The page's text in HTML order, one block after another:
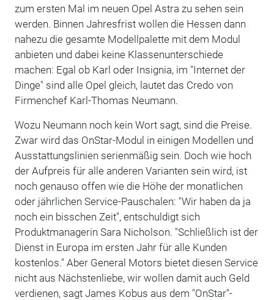
zum ersten Mal im neuen Opel Astra zu sehen sein
werden. Binnen Jahresfrist wollen die Hessen dann
nahezu die gesamte Modellpalette mit dem Modul
anbieten und dabei keine Klassenunterschiede
machen: Egal ob Karl oder Insignia, im "Internet der
Dinge" sind alle Opel gleich, lautet das Credo von
Firmenchef Karl-Thomas Neumann.
Wozu Neumann noch kein Wort sagt, sind die Preise.
Zwar wird das OnStar-Modul in einigen Modellen und
Ausstattungslinien serienmäßig sein. Doch wie hoch
der Aufpreis für alle anderen Varianten sein wird, ist
noch genauso offen wie die Höhe der monatlichen
oder jährlichen Service-Pauschalen: "Wir haben da ja
noch ein bisschen Zeit", entschuldigt sich
Produktmanagerin Sara Nicholson. "Schließlich ist der
Dienst in Europa im ersten Jahr für alle Kunden
kostenlos." Aber General Motors bietet diesen Service
nicht aus Nächstenliebe, wir wollen damit auch Geld
verdienen, sagt James Kobus aus dem "OnStar"-